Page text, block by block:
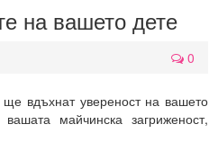
на вашето дете
0
вдъхнат увереност на вашето
майчинска загриженост,